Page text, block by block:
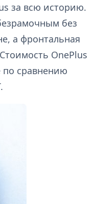
за всю историю.
без
а фронтальная
OnePlus
по сравнению